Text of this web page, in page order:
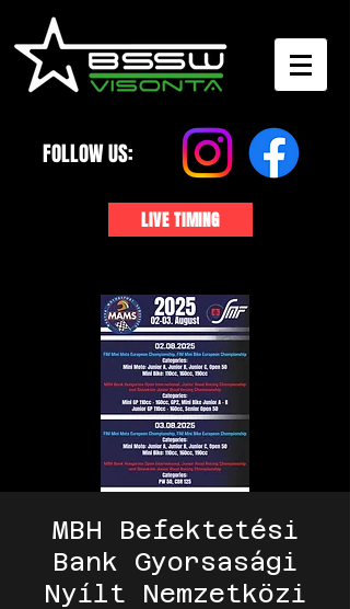
FOLLOW US:
LIVE TIMING
MBH Befektetési
Bank Gyorsasági
Nyílt Nemzetközi